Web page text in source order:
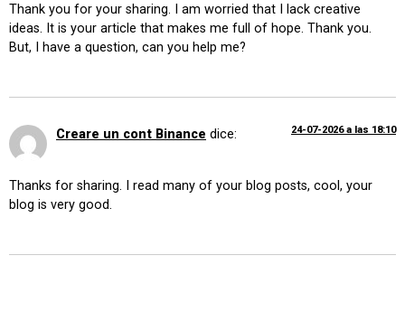
Thank you for your sharing. I am worried that I lack creative
ideas. It is your article that makes me full of hope. Thank you.
But, I have a question, can you help me?
Creare un cont Binance dice: 24-07-2026 a las 18:10
Thanks for sharing. I read many of your blog posts, cool, your
blog is very good.